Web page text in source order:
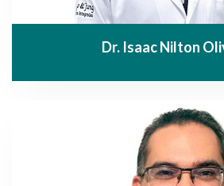
Dr. Isaac Nilton